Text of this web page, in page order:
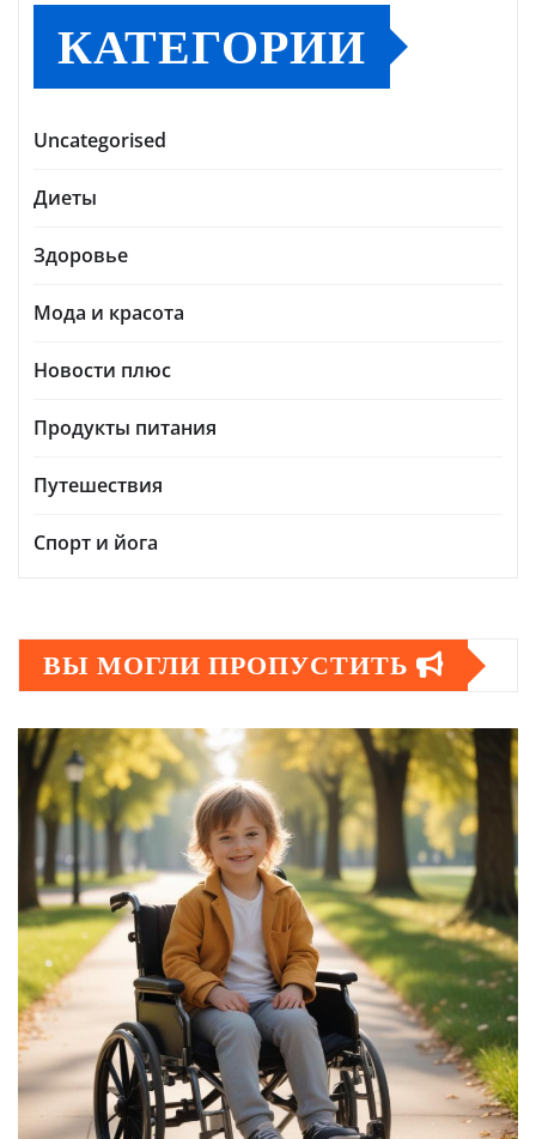
КАТЕГОРИИ
Uncategorised
Диеты
Здоровье
Мода и красота
Новости плюс
Продукты питания
Путешествия
Спорт и йога
ВЫ МОГЛИ ПРОПУСТИТЬ